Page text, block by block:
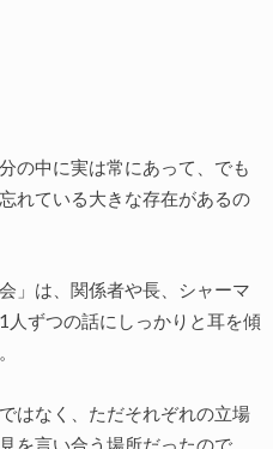
の中に実は常にあって、でも
れている大きな存在があるの
」は、関係者や長、シャーマ
人ずつの話にしっかりと耳を傾
はなく、ただそれぞれの立場
を言い合う場所だったので